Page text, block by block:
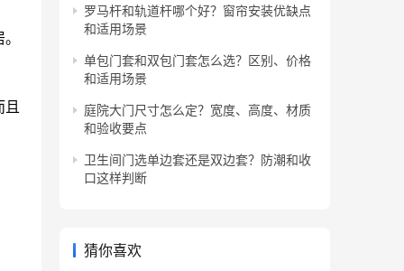
且
罗马杆和轨道杆哪个好？窗帘安装优缺点
和适用场景
单包门套和双包门套怎么选？区别、价格
和适用场景
庭院大门尺寸怎么定？宽度、高度、材质
和验收要点
卫生间门选单边套还是双边套？防潮和收
口这样判断
猜你喜欢